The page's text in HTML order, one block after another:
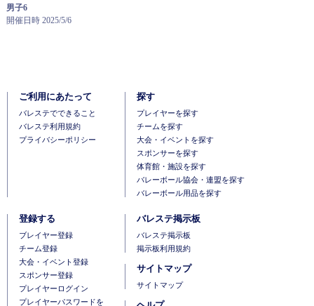
男子6
開催日時 2025/5/6
ご利用にあたって
バレステでできること
バレステ利用規約
プライバシーポリシー
探す
プレイヤーを探す
チームを探す
大会・イベントを探す
スポンサーを探す
体育館・施設を探す
バレーボール協会・連盟を探す
バレーボール用品を探す
登録する
ブレイヤー登録
チーム登録
大会・イベント登録
スポンサー登録
プレイヤーログイン
プレイヤーパスワードを
バレステ掲示板
バレステ掲示板
掲示板利用規約
サイトマップ
サイトマップ